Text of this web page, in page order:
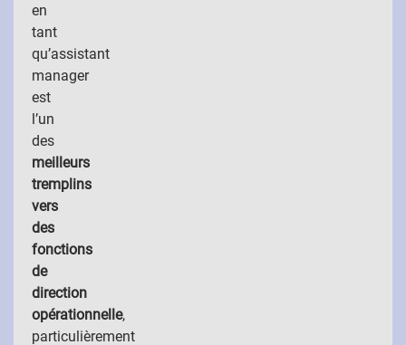
en
tant
qu’assistant
manager
est
l’un
des
meilleurs
tremplins
vers
des
fonctions
de
direction
opérationnelle,
particulièrement